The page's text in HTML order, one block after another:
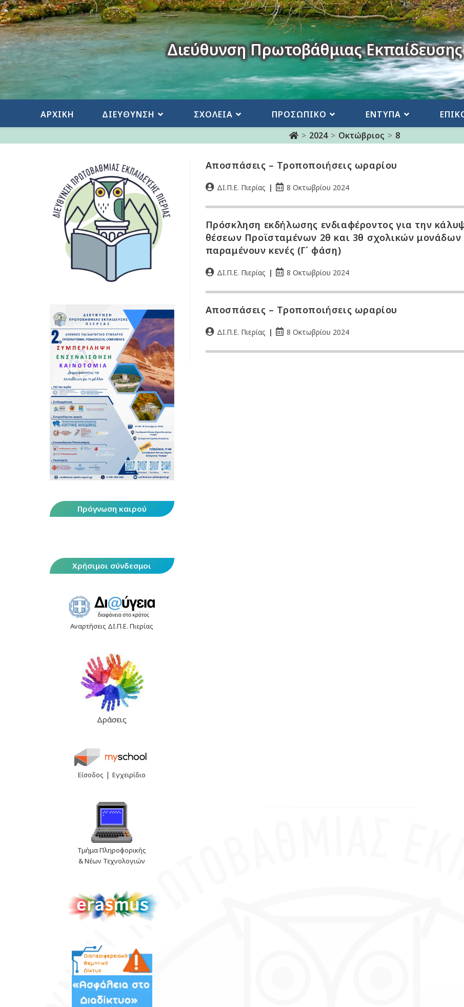
Διεύθυνση Πρωτοβάθμιας Εκπαίδευσης
ΑΡΧΙΚΗ ΔΙΕΥΘΥΝΣΗ ΣΧΟΛΕΙΑ ΠΡΟΣΩΠΙΚΟ ΕΝΤΥΠΑ
> 2024 > Οκτώβριος > 8
Αποσπάσεις – Τροποποιήσεις ωραρίου
ΔΙ.Π.Ε. Πιερίας 8 Οκτωβρίου 2024
Πρόσκληση εκδήλωσης ενδιαφέροντος για την
θέσεων Προϊσταμένων 2θ και 3θ σχολικών
παραμένουν κενές (Γ΄ φάση)
ΔΙ.Π.Ε. Πιερίας 8 Οκτωβρίου 2024
Αποσπάσεις – Τροποποιήσεις ωραρίου
ΔΙ.Π.Ε. Πιερίας 8 Οκτωβρίου 2024
Πρόγνωση καιρού
Χρήσιμοι σύνδεσμοι
Αναρτήσεις ΔΙ.Π.Ε. Πιερίας
Δράσεις
Είσοδος |Εγχειρίδιο
Τμήμα Πληροφορικής
& Νέων Τεχνολογιών